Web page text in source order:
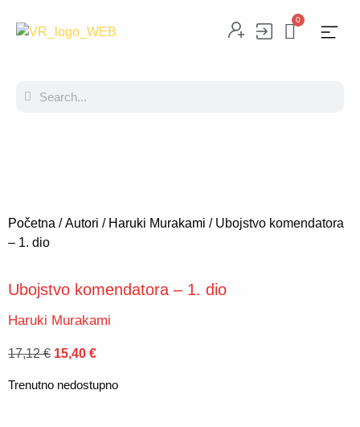
0
Početna /Autori / Haruki Murakami / Ubojstvo komendatora
– 1. dio
Ubojstvo komendatora – 1. dio
Haruki Murakami
17,12€ 15,40 €
Trenutno nedostupno